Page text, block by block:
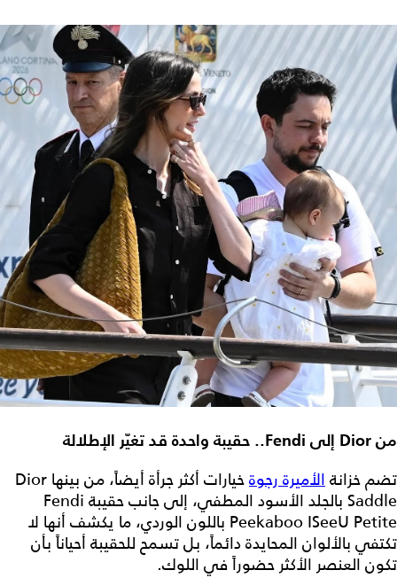
من Dior إلى Fendi.. حقيبة واحدة قد تغيّر الإطلالة
تضم خزانةالأميرة رجوة
خيارات أكثر جرأة أيضاً، من بينها Dior
Saddle بالجلد الأسود المطفي، إلى جانب حقيبة Fendi
Peekaboo ISeeU Petite باللون الوردي، ما يكشف أنها لا
تكتفي بالألوان المحايدة دائماً، بل تسمح للحقيبة أحياناً بأن
تكون العنصر الأكثر حضوراً في اللوك.